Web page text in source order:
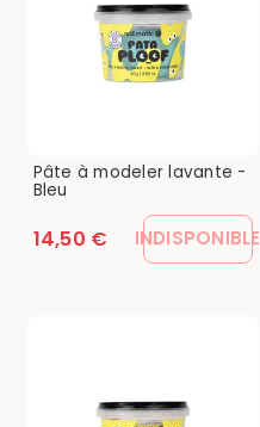
Pâte à modeler lavante -
Bleu
14,50 € INDISPONIBLE